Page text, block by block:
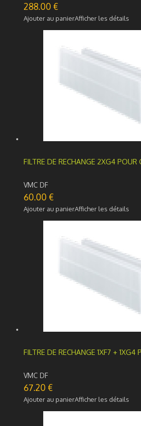
288.00 €
Ajouter au panierAfficher les détails
FILTRE DE RECHANGE 2XG4 POUR
VMC DF
60.00 €
Ajouter au panierAfficher les détails
FILTRE DE RECHANGE 1XF7 +
VMC DF
67.20 €
Ajouter au panierAfficher les détails